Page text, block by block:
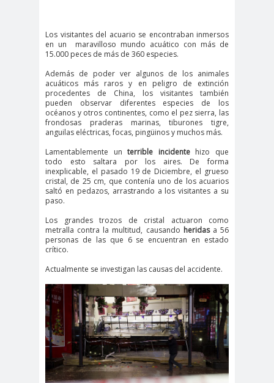
Los visitantes del acuario se encontraban inmersos
en un maravilloso mundo acuático con más de
15.000 peces de más de 360 ​​especies.
Además de poder ver algunos de los animales
acuáticos más raros y en peligro de extinción
procedentes de China, los visitantes también
pueden observar diferentes especies de los
océanos y otros continentes, como el pez sierra, las
frondosas praderas marinas, tiburones tigre,
anguilas eléctricas, focas, pingüinos y muchos más.
Lamentablemente unterrible incidentehizo que
todo esto saltara por los aires. De forma
inexplicable, el pasado 19 de Diciembre, el grueso
cristal, de 25 cm, que contenía uno de los acuarios
saltó en pedazos, arrastrando a los visitantes a su
paso.
Los grandes trozos de cristal actuaron como
metralla contra la multitud, causando heridasa 56
personas de las que 6 se encuentran en estado
crítico.
Actualmente se investigan las causas del accidente.